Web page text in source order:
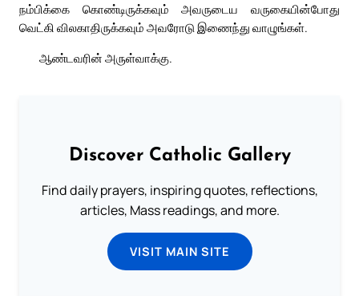
நம்பிக்கை கொண்டிருக்கவும் அவருடைய வருகையின்போது
வெட்கி விலகாதிருக்கவும் அவரோடு இணைந்து வாழுங்கள்.
ஆண்டவரின் அருள்வாக்கு.
Discover Catholic Gallery
Find daily prayers, inspiring quotes, reflections,
articles, Mass readings, and more.
VISIT MAIN SITE